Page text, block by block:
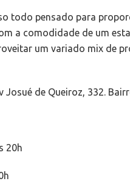
todo pensado para
a comodidade de um
um variado mix de
de Queiroz, 332.
20h